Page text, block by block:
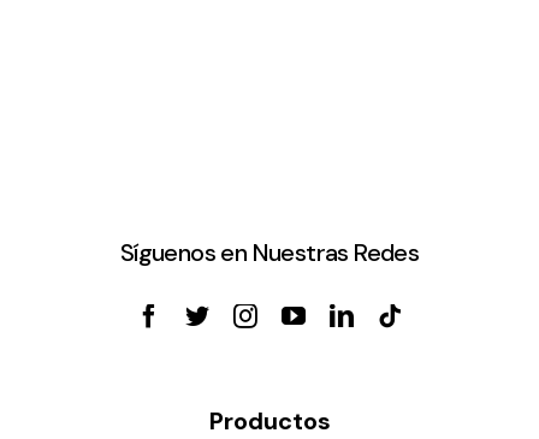
Síguenos en Nuestras Redes
Productos